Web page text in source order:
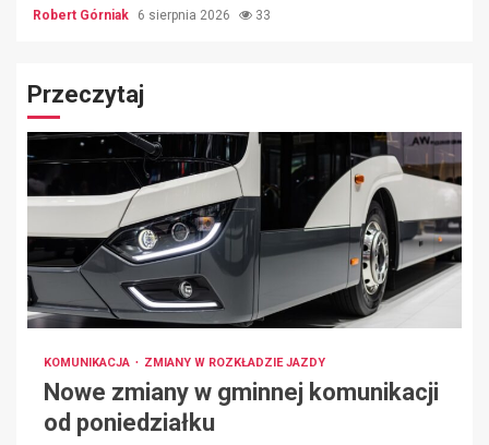
Robert Górniak 6 sierpnia 2026 33
Przeczytaj
KOMUNIKACJA ZMIANY W ROZKŁADZIE JAZDY
Nowe zmiany w gminnej komunikacji
od poniedziałku